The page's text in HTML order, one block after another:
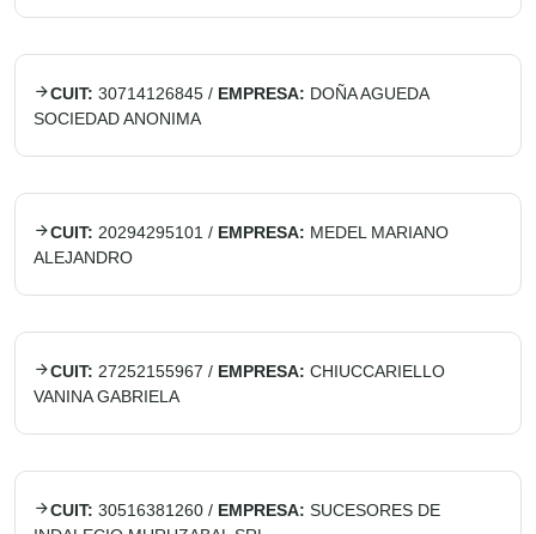
CUIT: 30714126845 / EMPRESA: DOÑA AGUEDA
SOCIEDAD ANONIMA
CUIT: 20294295101 / EMPRESA: MEDEL MARIANO
ALEJANDRO
CUIT: 27252155967 / EMPRESA: CHIUCCARIELLO
VANINA GABRIELA
CUIT: 30516381260 / EMPRESA: SUCESORES DE